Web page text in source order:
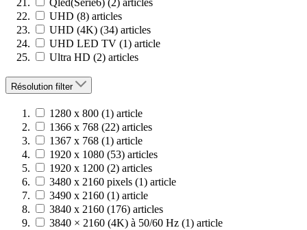
Qled(Serie6) (2) articles
UHD (8) articles
UHD (4K) (34) articles
UHD LED TV (1) article
Ultra HD (2) articles
Résolution filter
1280 x 800 (1) article
1366 x 768 (22) articles
1367 x 768 (1) article
1920 x 1080 (53) articles
1920 x 1200 (2) articles
3480 x 2160 pixels (1) article
3490 x 2160 (1) article
3840 x 2160 (176) articles
3840 × 2160 (4K) à 50/60 Hz (1) article